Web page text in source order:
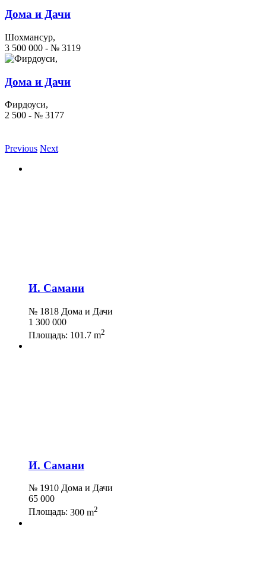
Дома и Дачи
Шохмансур,
3 500 000 - № 3119
Дома и Дачи
Фирдоуси,
2 500 - № 3177
Previous Next
И. Самани
№ 1818 Дома и Дачи
1 300 000
Площадь: 101.7 m2
И. Самани
№ 1910 Дома и Дачи
65 000
Площадь: 300 m2